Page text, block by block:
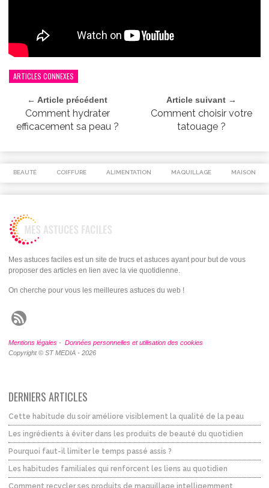
ARTICLES CONNEXES
← Article précédent
Comment hydrater
efficacement sa peau ?
Article suivant →
Comment choisir votre
tatouage ?
BEAUTÉ COIFFURE ALIMENTATION MAQUILLAGE MAISON
Mes astuces faciles est un site de trucs et astuces ayant pour but de vous
proposer des articles en lien avec la vie quotidienne.
On cherche pour vous les meilleures astuces du web !
Mentions légales - Données personnelles et utilisation des cookies
Copyright © ST MEDIA - 2026
DERNIERS ARTICLES
Cette habitude du soir améliore visiblement la qualité de la peau
Les ingrédients à éviter dans les produits de beauté du quotidien
Pourquoi faut-il limiter le temps passé assis ?
Les habitudes familiales qui renforcent les liens au quotidien
Comment recycler ses produits de maquillage intelligemment